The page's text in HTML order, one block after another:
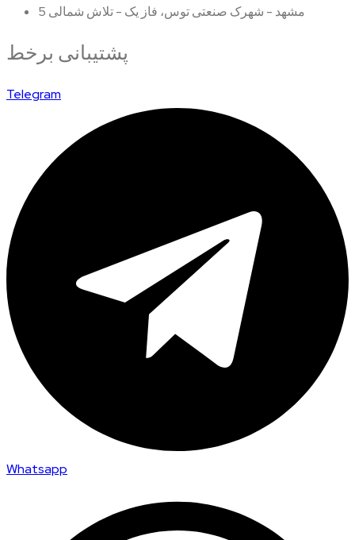
مشهد - شهرک صنعتی توس، فاز یک - تلاش شمالی 5
پشتیبانی برخط
Telegram
Whatsapp